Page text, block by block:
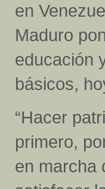
en
Maduro
educación
básicos,
“Hacer
primero,
en marcha